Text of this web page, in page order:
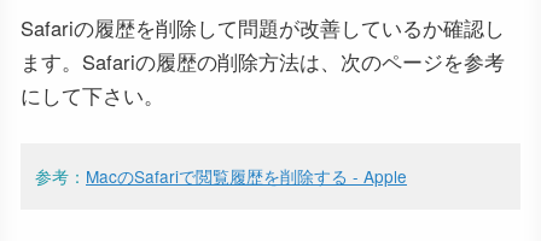
Safariの履歴を削除して問題が改善しているか確認し
ます。Safariの履歴の削除方法は、次のページを参考
にして下さい。
参考： MacのSafariで閲覧履歴を削除する - Apple